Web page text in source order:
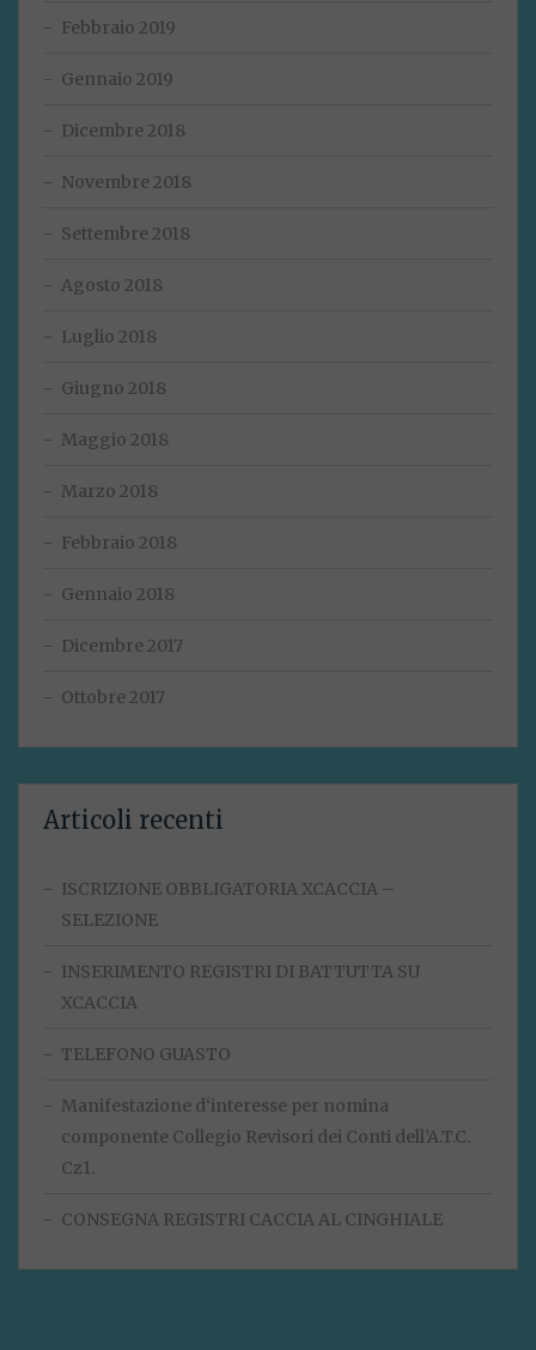
Febbraio 2019
Gennaio 2019
Dicembre 2018
Novembre 2018
Settembre 2018
Agosto 2018
Luglio 2018
Giugno 2018
Maggio 2018
Marzo 2018
Febbraio 2018
Gennaio 2018
Dicembre 2017
Ottobre 2017
Articoli recenti
ISCRIZIONE OBBLIGATORIA XCACCIA –
SELEZIONE
INSERIMENTO REGISTRI DI BATTUTTA SU
XCACCIA
TELEFONO GUASTO
Manifestazione d‘interesse per nomina
componente Collegio Revisori dei Conti dell’A.T.C.
Cz1.
CONSEGNA REGISTRI CACCIA AL CINGHIALE